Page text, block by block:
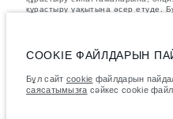
құрастыру уақытына әсер етуде.
жасау үшін кез келген ағымдағы
сатушымен кеңесіңіз.
Көрсетілген бағаларға қосылған
Бағалар тек 2026 жылғы
COOKIE ФАЙЛДАРЫН
Бұл сайт cookie файлдарын
саясатымызға сәйкес cookie